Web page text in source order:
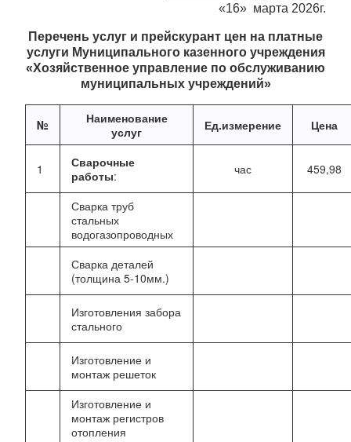
«16» марта 2026г.
Перечень услуг и прейскурант цен на платные
услуги Муниципального казенного учреждения
«Хозяйственное управление по обслуживанию
муниципальных учреждений»
№
Наименование
услуг
Ед.измерение Цена
1
Сварочные
работы: час 459,98
Сварка труб
стальных
водогазопроводных
Сварка деталей
(толщина 5-10мм.)
Изготовления забора
стального
Изготовление и
монтаж решеток
Изготовление и
монтаж регистров
отопления